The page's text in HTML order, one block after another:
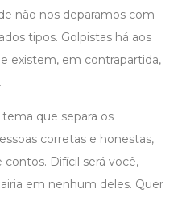
não nos deparamos com
tipos. Golpistas há aos
existem, em contrapartida,
que separa os
corretas e honestas,
Difícil será você,
em nenhum deles. Quer